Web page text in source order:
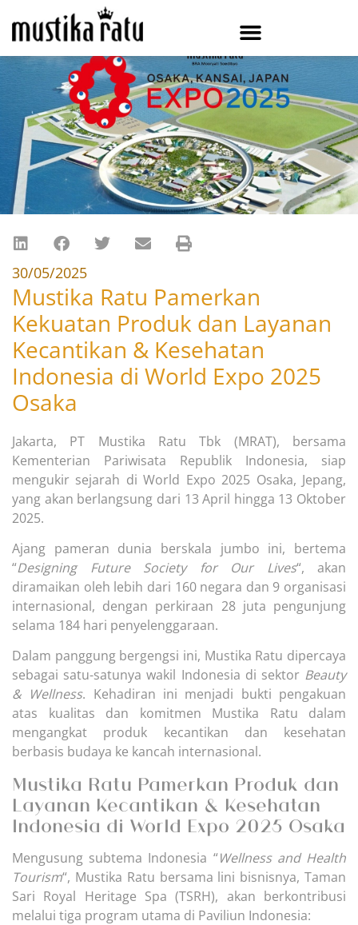
30/05/2025
Mustika Ratu Pamerkan
Kekuatan Produk dan Layanan
Kecantikan & Kesehatan
Indonesia di World Expo 2025
Osaka
Jakarta, PT Mustika Ratu Tbk (MRAT), bersama
Kementerian Pariwisata Republik Indonesia, siap
mengukir sejarah di World Expo 2025 Osaka, Jepang,
yang akan berlangsung dari 13 April hingga 13 Oktober
2025.
Ajang pameran dunia berskala jumbo ini, bertema
“Designing Future Society for Our Lives“, akan
diramaikan oleh lebih dari 160 negara dan 9 organisasi
internasional, dengan perkiraan 28 juta pengunjung
selama 184 hari penyelenggaraan.
Dalam panggung bergengsi ini, Mustika Ratu dipercaya
sebagai satu-satunya wakil Indonesia di sektor Beauty
& Wellness. Kehadiran ini menjadi bukti pengakuan
atas kualitas dan komitmen Mustika Ratu dalam
mengangkat produk kecantikan dan kesehatan
berbasis budaya ke kancah internasional.
Mustika Ratu Pamerkan Produk dan
Layanan Kecantikan & Kesehatan
Indonesia di World Expo 2025 Osaka
Mengusung subtema Indonesia “Wellness and Health
Tourism“, Mustika Ratu bersama lini bisnisnya, Taman
Sari Royal Heritage Spa (TSRH), akan berkontribusi
melalui tiga program utama di Paviliun Indonesia: